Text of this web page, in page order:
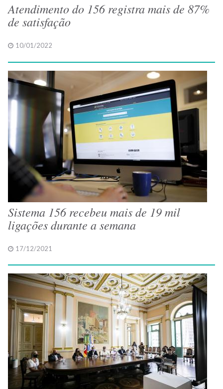
Atendimento do 156 registra mais de 87%
de satisfação
10/01/2022
Sistema 156 recebeu mais de 19 mil
ligações durante a semana
17/12/2021